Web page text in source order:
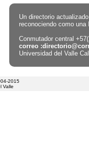
Un directorio
reconociendo como
Conmutador central
correo
Universidad del Valle
2015
Valle